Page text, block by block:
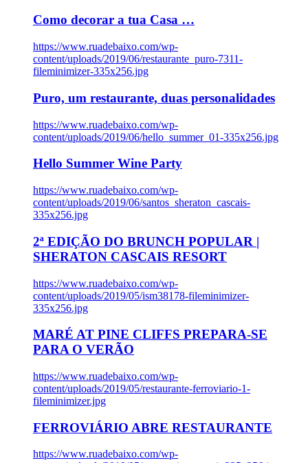
Como decorar a tua Casa …
https://www.ruadebaixo.com/wp-
content/uploads/2019/06/restaurante_puro-7311-
fileminimizer-335x256.jpg
Puro, um restaurante, duas personalidades
https://www.ruadebaixo.com/wp-
content/uploads/2019/06/hello_summer_01-335x256.jpg
Hello Summer Wine Party
https://www.ruadebaixo.com/wp-
content/uploads/2019/06/santos_sheraton_cascais-
335x256.jpg
2ª EDIÇÃO DO BRUNCH POPULAR |
SHERATON CASCAIS RESORT
https://www.ruadebaixo.com/wp-
content/uploads/2019/05/ism38178-fileminimizer-
335x256.jpg
MARÉ AT PINE CLIFFS PREPARA-SE
PARA O VERÃO
https://www.ruadebaixo.com/wp-
content/uploads/2019/05/restaurante-ferroviario-1-
fileminimizer.jpg
FERROVIÁRIO ABRE RESTAURANTE
https://www.ruadebaixo.com/wp-